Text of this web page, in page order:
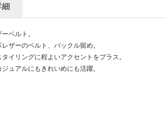
細
ベルト。
ザーのベルト、バックル留め。
イリングに程よいアクセントをプラス。
ュアルにもきれいめにも活躍。